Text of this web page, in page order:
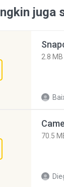
juga
2.8 MB
70.5